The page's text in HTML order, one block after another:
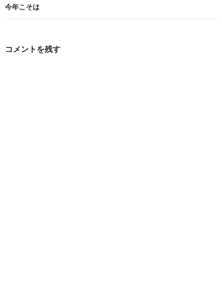
稿
ビ
今年こそは
コメントを残す